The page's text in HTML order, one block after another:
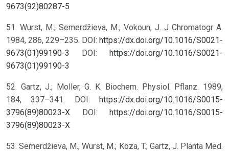
9673(92)80287-5
51. Wurst, M.; Semerdžieva, M.; Vokoun, J. J Chromatogr A.
1984, 286, 229–235. DOI: https://dx.doi.org/10.1016/S0021-
9673(01)99190-3
DOI: https://doi.org/10.1016/S0021-
9673(01)99190-3
52. Gartz, J.; Moller, G. K. Biochem. Physiol. Pflanz. 1989,
184, 337–341. DOI: https://dx.doi.org/10.1016/S0015-
3796(89)80023-X
DOI: https://doi.org/10.1016/S0015-
3796(89)80023-X
53. Semerdžieva, M.; Wurst, M.; Koza, T.; Gartz, J. Planta Med.